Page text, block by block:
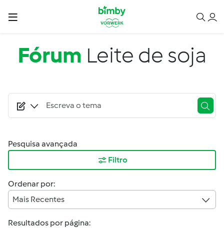
Passar para o conteúdo principal
Fórum Leite de soja
Pesquisa avançada
Filtro
Ordenar por:
Mais Recentes
Resultados por página: